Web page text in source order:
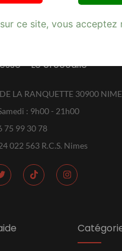
- Le crocodile
LA RANQUETTE 30900
: 9h00 - 21h00
75 99 30 78
022 563 R.C.S. Nimes
ce site, vous acceptez